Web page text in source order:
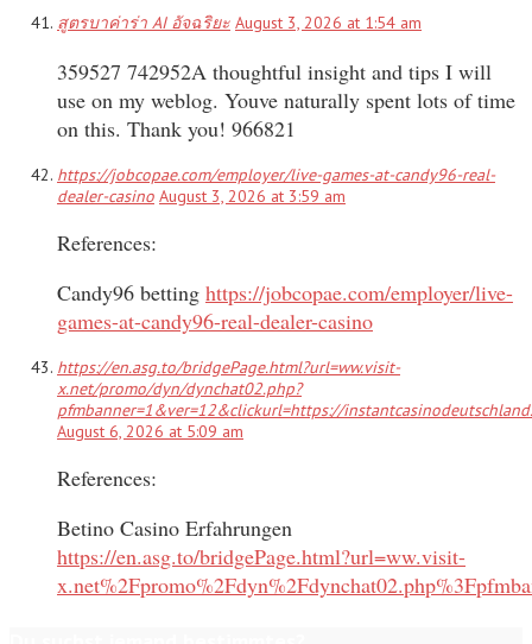
สูตรบาค่าร่า AI อัจฉริยะ August 3, 2026 at 1:54 am
359527 742952A thoughtful insight and tips I will
use on my weblog. Youve naturally spent lots of time
on this. Thank you! 966821
https://jobcopae.com/employer/live-games-at-candy96-real-
dealer-casino August 3, 2026 at 3:59 am
References:
Candy96 betting https://jobcopae.com/employer/live-
games-at-candy96-real-dealer-casino
https://en.asg.to/bridgePage.html?url=ww.visit-
x.net/promo/dyn/dynchat02.php?
pfmbanner=1&ver=12&clickurl=https://
August 6, 2026 at 5:09 am
References:
Betino Casino Erfahrungen
https://en.asg.to/bridgePage.html?url=ww.visit-